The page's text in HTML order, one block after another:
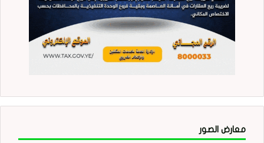
معارض الصور